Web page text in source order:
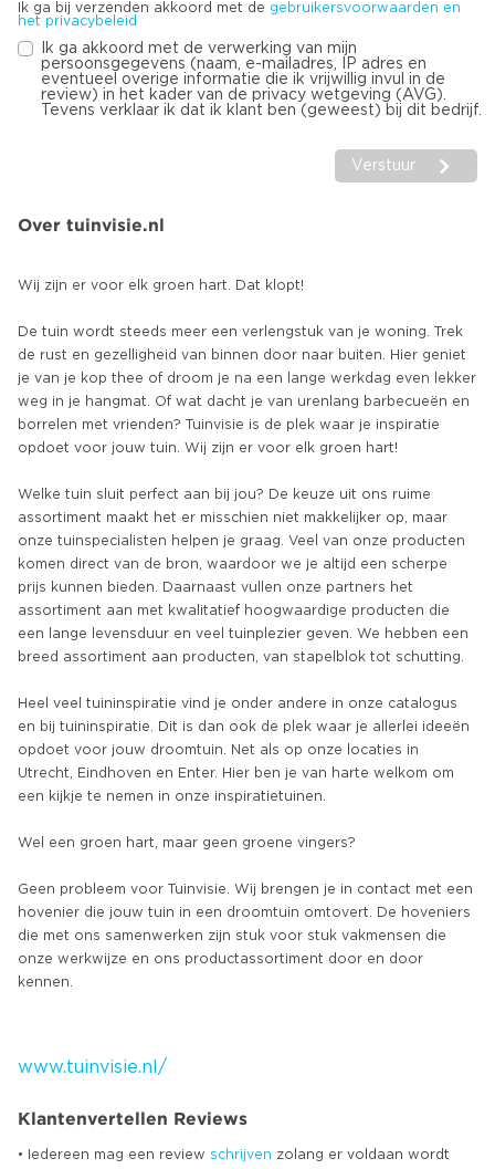
Ik ga bij verzenden akkoord met de gebruikersvoorwaarden en
het privacybeleid
Ik ga akkoord met de verwerking van mijn
persoonsgegevens (naam, e-mailadres, IP adres en
eventueel overige informatie die ik vrijwillig invul in de
review) in het kader van de privacy wetgeving (AVG).
Tevens verklaar ik dat ik klant ben (geweest) bij dit bedrijf.
Verstuur
Over tuinvisie.nl
Wij zijn er voor elk groen hart. Dat klopt!
De tuin wordt steeds meer een verlengstuk van je woning. Trek
de rust en gezelligheid van binnen door naar buiten. Hier geniet
je van je kop thee of droom je na een lange werkdag even lekker
weg in je hangmat. Of wat dacht je van urenlang barbecueën en
borrelen met vrienden? Tuinvisie is de plek waar je inspiratie
opdoet voor jouw tuin. Wij zijn er voor elk groen hart!
Welke tuin sluit perfect aan bij jou? De keuze uit ons ruime
assortiment maakt het er misschien niet makkelijker op, maar
onze tuinspecialisten helpen je graag. Veel van onze producten
komen direct van de bron, waardoor we je altijd een scherpe
prijs kunnen bieden. Daarnaast vullen onze partners het
assortiment aan met kwalitatief hoogwaardige producten die
een lange levensduur en veel tuinplezier geven. We hebben een
breed assortiment aan producten, van stapelblok tot schutting.
Heel veel tuininspiratie vind je onder andere in onze catalogus
en bij tuininspiratie. Dit is dan ook de plek waar je allerlei ideeën
opdoet voor jouw droomtuin. Net als op onze locaties in
Utrecht, Eindhoven en Enter. Hier ben je van harte welkom om
een kijkje te nemen in onze inspiratietuinen.
Wel een groen hart, maar geen groene vingers?
Geen probleem voor Tuinvisie. Wij brengen je in contact met een
hovenier die jouw tuin in een droomtuin omtovert. De hoveniers
die met ons samenwerken zijn stuk voor stuk vakmensen die
onze werkwijze en ons productassortiment door en door
kennen.
www.tuinvisie.nl/
Klantenvertellen Reviews
• Iedereen mag een review schrijven zolang er voldaan wordt